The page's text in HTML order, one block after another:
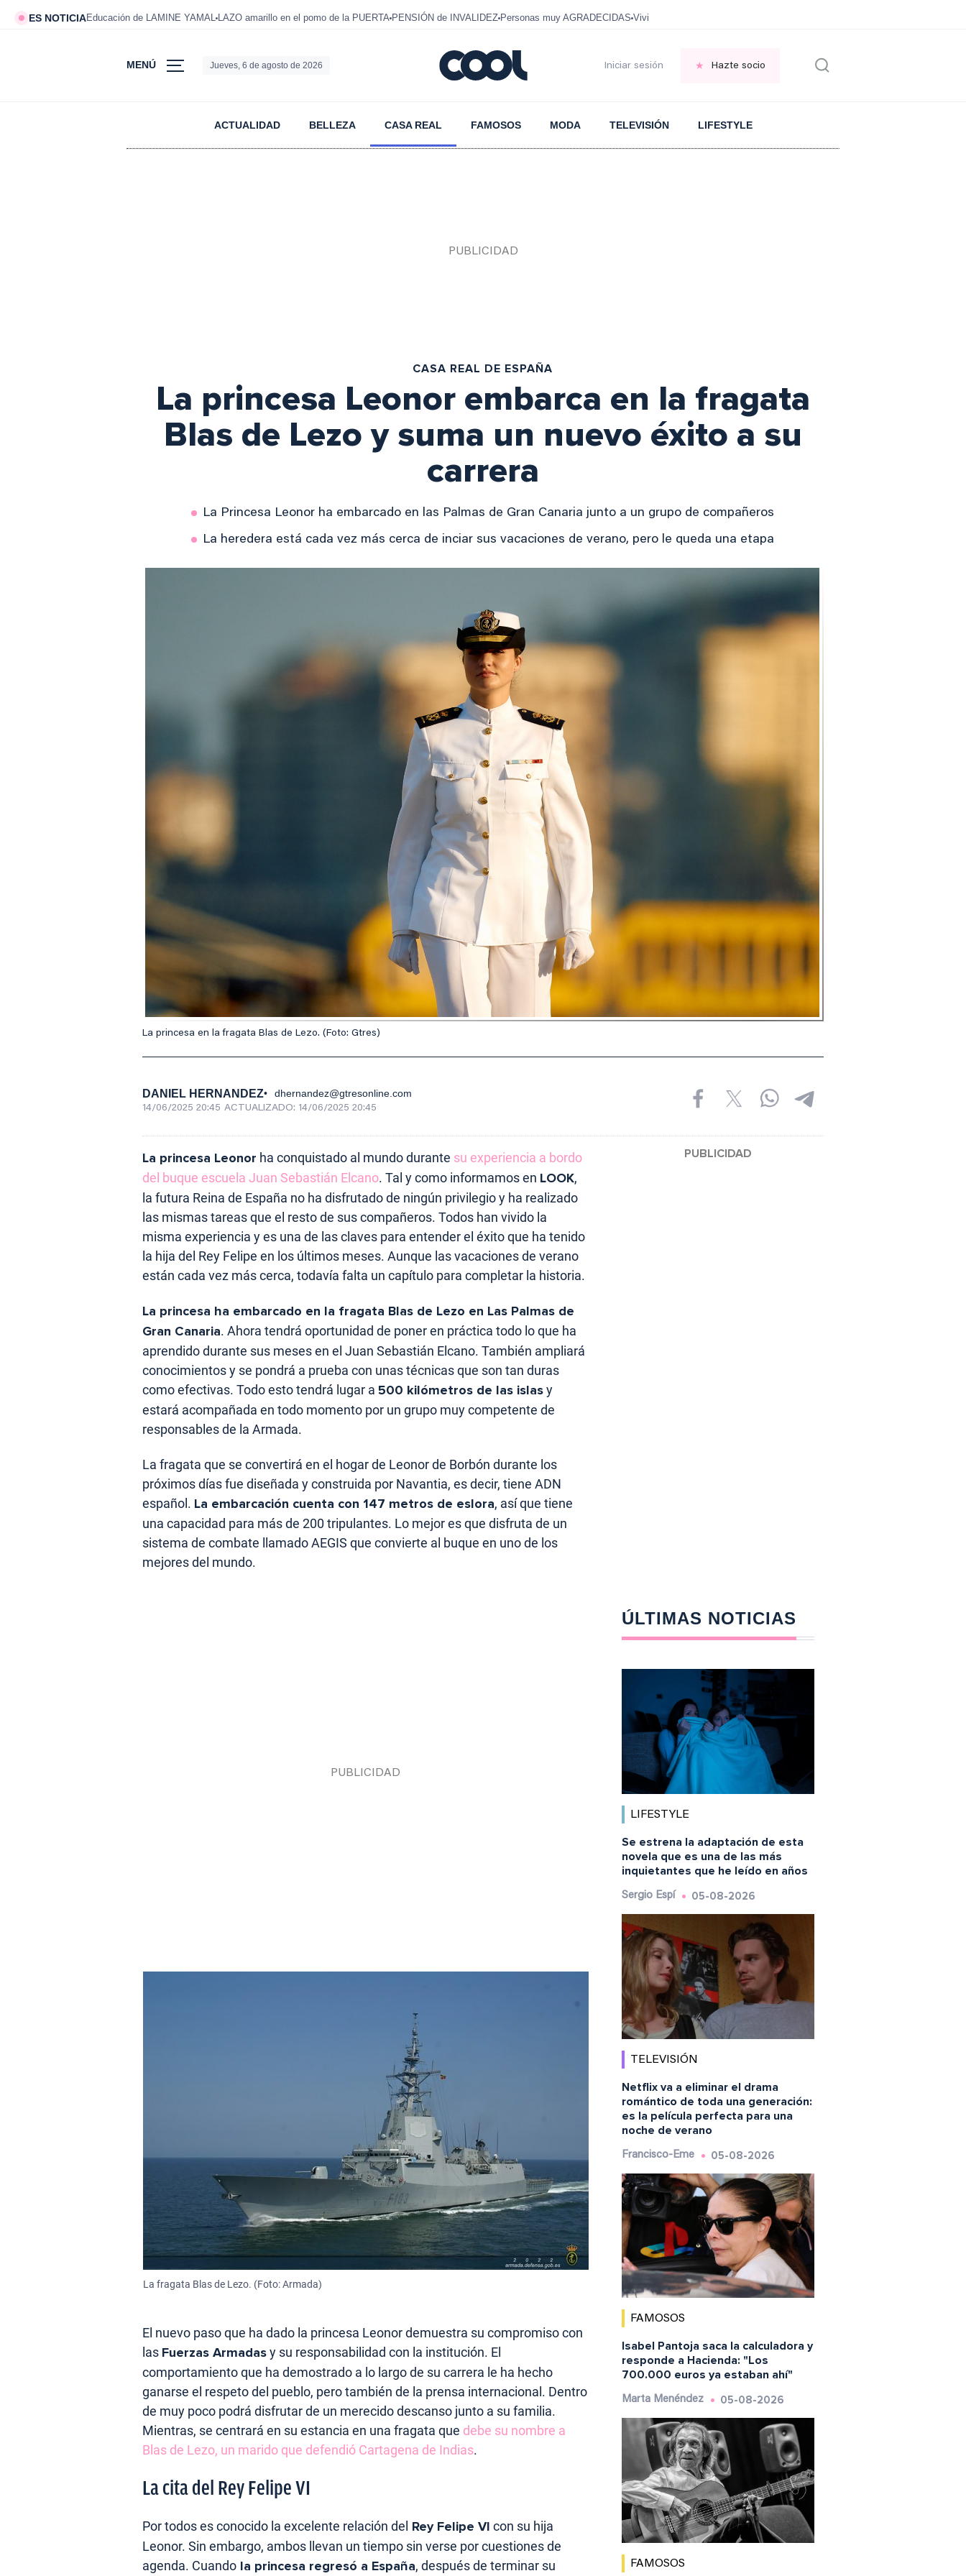
ES NOTICIAEducación de LAMINE YAMAL LAZO amarillo en el pomo de la PUERTA PENSIÓN de INVALIDEZ Personas muy AGRADECIDAS Vivir GRATIS en una ISLA en GRECIA
MENÚ Jueves, 6 de agosto de 2026 Iniciar sesión Hazte socio
ACTUALIDAD BELLEZA CASA REAL FAMOSOS MODA TELEVISIÓN LIFESTYLE
CASA REAL DE ESPAÑA
La princesa Leonor embarca en la fragata
Blas de Lezo y suma un nuevo éxito a su
carrera
La Princesa Leonor ha embarcado en las Palmas de Gran Canaria junto a un grupo de compañeros
La heredera está cada vez más cerca de inciar sus vacaciones de verano, pero le queda una etapa
La princesa en la fragata Blas de Lezo. (Foto: Gtres)
DANIEL HERNANDEZ dhernandez@gtresonline.com
14/06/2025 20:45 ACTUALIZADO: 14/06/2025 20:45
La princesa Leonor ha conquistado al mundo durante su experiencia a bordo
del buque escuela Juan Sebastián Elcano. Tal y como informamos en LOOK,
la futura Reina de España no ha disfrutado de ningún privilegio y ha realizado
las mismas tareas que el resto de sus compañeros. Todos han vivido la
misma experiencia y es una de las claves para entender el éxito que ha tenido
la hija del Rey Felipe en los últimos meses. Aunque las vacaciones de verano
están cada vez más cerca, todavía falta un capítulo para completar la historia.
La princesa ha embarcado en la fragata Blas de Lezo en Las Palmas de
Gran Canaria. Ahora tendrá oportunidad de poner en práctica todo lo que ha
aprendido durante sus meses en el Juan Sebastián Elcano. También ampliará
conocimientos y se pondrá a prueba con unas técnicas que son tan duras
como efectivas. Todo esto tendrá lugar a 500 kilómetros de las islasy
estará acompañada en todo momento por un grupo muy competente de
responsables de la Armada.
La fragata que se convertirá en el hogar de Leonor de Borbón durante los
próximos días fue diseñada y construida por Navantia, es decir, tiene ADN
español. La embarcación cuenta con 147 metros de eslora, así que tiene
una capacidad para más de 200 tripulantes. Lo mejor es que disfruta de un
sistema de combate llamado AEGIS que convierte al buque en uno de los
mejores del mundo.
La fragata Blas de Lezo. (Foto: Armada)
El nuevo paso que ha dado la princesa Leonor demuestra su compromiso con
las Fuerzas Armadasy su responsabilidad con la institución. El
comportamiento que ha demostrado a lo largo de su carrera le ha hecho
ganarse el respeto del pueblo, pero también de la prensa internacional. Dentro
de muy poco podrá disfrutar de un merecido descanso junto a su familia.
Mientras, se centrará en su estancia en una fragata que debe su nombre a
Blas de Lezo, un marido que defendió Cartagena de Indias.
La cita del Rey Felipe VI
Por todos es conocido la excelente relación del Rey Felipe VI con su hija
Leonor. Sin embargo, ambos llevan un tiempo sin verse por cuestiones de
agenda. Cuando la princesa regresó a España, después de terminar su
ÚLTIMAS NOTICIAS
LIFESTYLE
Se estrena la adaptación de esta
novela que es una de las más
inquietantes que he leído en años
Sergio Espí 05-08-2026
TELEVISIÓN
Netflix va a eliminar el drama
romántico de toda una generación:
es la película perfecta para una
noche de verano
Francisco-Eme 05-08-2026
FAMOSOS
Isabel Pantoja saca la calculadora y
responde a Hacienda: "Los
700.000 euros ya estaban ahí"
Marta Menéndez 05-08-2026
FAMOSOS